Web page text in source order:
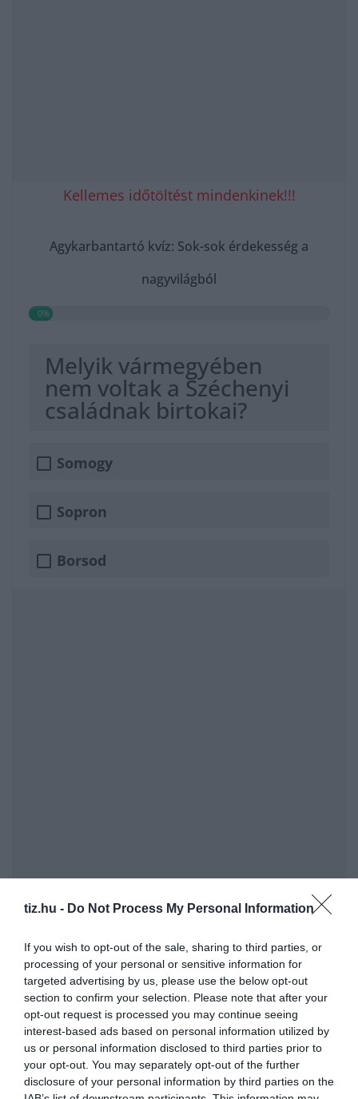
tiz.hu - Do Not Process My Personal Information
If you wish to opt-out of the sale, sharing to third parties, or
processing of your personal or sensitive information for
targeted advertising by us, please use the below opt-out
section to confirm your selection. Please note that after your
opt-out request is processed you may continue seeing
interest-based ads based on personal information utilized by
us or personal information disclosed to third parties prior to
your opt-out. You may separately opt-out of the further
disclosure of your personal information by third parties on the
Kellemes időtöltést mindenkinek!!!
Agykarbantartó kvíz: Sok-sok érdekesség a
nagyvilágból
0%
Melyik vármegyében
nem voltak a Széchenyi
családnak birtokai?
Somogy
Sopron
Borsod
Napi kvíz: Itt egy új teszt. Csak most és csak neked!
Kvíz kérdések: Az emberek azon feléhez tartozol,
akik ennek a tesztnek minimum a felét teljesítik?
Kvíz-mix: Megbirkózol ezekkel a kérdésekkel?